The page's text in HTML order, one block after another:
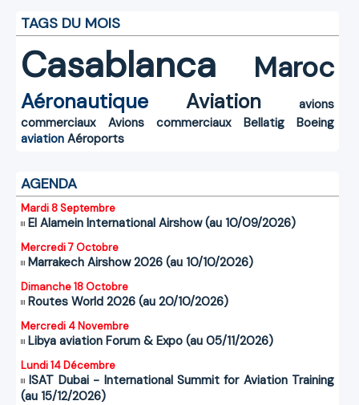
TAGS DU MOIS
Casablanca Maroc
Aéronautique Aviation
avions
commerciaux
Avions commerciaux Bellatig
Boeing
aviation Aéroports
AGENDA
Mardi 8 Septembre
El Alamein International Airshow (au 10/09/2026)
Mercredi 7 Octobre
Marrakech Airshow 2026 (au 10/10/2026)
Dimanche 18 Octobre
Routes World 2026 (au 20/10/2026)
Mercredi 4 Novembre
Libya aviation Forum & Expo (au 05/11/2026)
Lundi 14 Décembre
ISAT Dubai - International Summit for Aviation Training
(au 15/12/2026)